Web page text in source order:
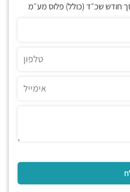
חודש שכ״ד (כולל) פלוס מע״מ